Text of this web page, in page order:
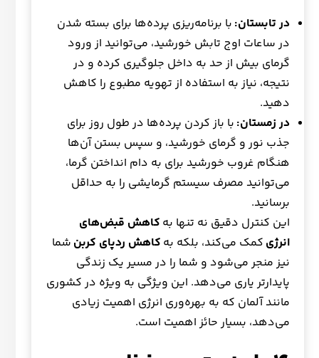
در تابستان: با برنامه‌ریزی پرده‌ها برای بسته شدن
در ساعات اوج تابش خورشید، می‌توانید از ورود
گرمای بیش از حد به داخل جلوگیری کرده و در
نتیجه، نیاز به استفاده از تهویه مطبوع را کاهش
دهید.
در زمستان: با باز کردن پرده‌ها در طول روز برای
جذب نور و گرمای خورشید، و سپس بستن آن‌ها
هنگام غروب خورشید برای به دام انداختن گرما،
می‌توانید مصرف سیستم گرمایشی را به حداقل
برسانید.
این کنترل دقیق نه تنها به کاهش قبض‌های
انرژی کمک می‌کند، بلکه به کاهش ردپای کربن شما
نیز منجر می‌شود و شما را در مسیر یک زندگی
پایدارتر یاری می‌دهد. این ویژگی به ویژه در کشوری
مانند آلمان که به بهره‌وری انرژی اهمیت زیادی
می‌دهد، بسیار حائز اهمیت است.